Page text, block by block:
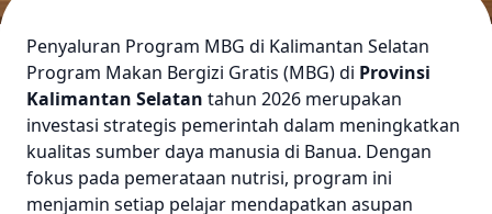
Penyaluran Program MBG di Kalimantan Selatan
Program Makan Bergizi Gratis (MBG) di Provinsi
Kalimantan Selatan tahun 2026 merupakan
investasi strategis pemerintah dalam meningkatkan
kualitas sumber daya manusia di Banua. Dengan
fokus pada pemerataan nutrisi, program ini
menjamin setiap pelajar mendapatkan asupan